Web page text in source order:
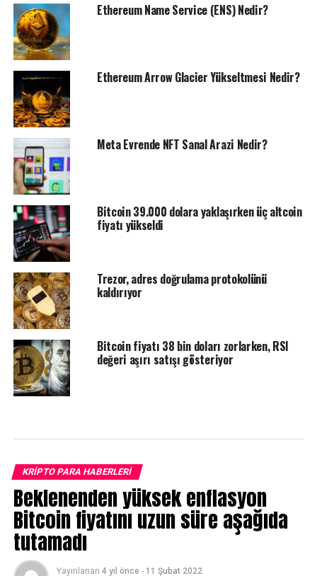
Ethereum Name Service (ENS) Nedir?
Ethereum Arrow Glacier Yükseltmesi Nedir?
Meta Evrende NFT Sanal Arazi Nedir?
Bitcoin 39.000 dolara yaklaşırken üç altcoin
fiyatı yükseldi
Trezor, adres doğrulama protokolünü
kaldırıyor
Bitcoin fiyatı 38 bin doları zorlarken, RSI
değeri aşırı satışı gösteriyor
KRIPTO PARA HABERLERI
Beklenenden yüksek enflasyon
Bitcoin fiyatını uzun süre aşağıda
tutamadı
Yayınlanan 4 yıl önce - 11 Şubat 2022